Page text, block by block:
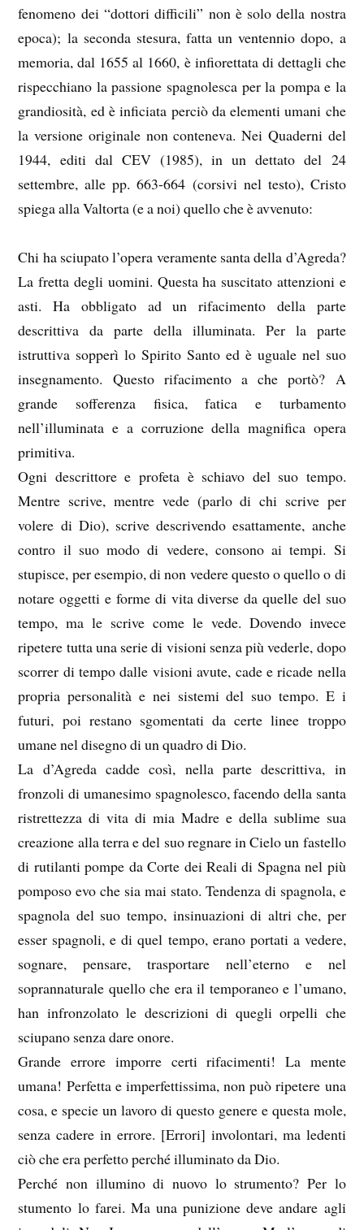
fenomeno dei “dottori difficili” non è solo della nostra
epoca); la seconda stesura, fatta un ventennio dopo, a
memoria, dal 1655 al 1660, è infiorettata di dettagli che
rispecchiano la passione spagnolesca per la pompa e la
grandiosità, ed è inficiata perciò da elementi umani che
la versione originale non conteneva. Nei Quaderni del
1944, editi dal CEV (1985), in un dettato del 24
settembre, alle pp. 663-664 (corsivi nel testo), Cristo
spiega alla Valtorta (e a noi) quello che è avvenuto:
Chi ha sciupato l’opera veramente santa della d’Agreda?
La fretta degli uomini. Questa ha suscitato attenzioni e
asti. Ha obbligato ad un rifacimento della parte
descrittiva da parte della illuminata. Per la parte
istruttiva sopperì lo Spirito Santo ed è uguale nel suo
insegnamento. Questo rifacimento a che portò? A
grande sofferenza fisica, fatica e turbamento
nell’illuminata e a corruzione della magnifica opera
primitiva.
Ogni descrittore e profeta è schiavo del suo tempo.
Mentre scrive, mentre vede (parlo di chi scrive per
volere di Dio), scrive descrivendo esattamente, anche
contro il suo modo di vedere, consono ai tempi. Si
stupisce, per esempio, di non vedere questo o quello o di
notare oggetti e forme di vita diverse da quelle del suo
tempo, ma le scrive come le vede. Dovendo invece
ripetere tutta una serie di visioni senza più vederle, dopo
scorrer di tempo dalle visioni avute, cade e ricade nella
propria personalità e nei sistemi del suo tempo. E i
futuri, poi restano sgomentati da certe linee troppo
umane nel disegno di un quadro di Dio.
La d’Agreda cadde così, nella parte descrittiva, in
fronzoli di umanesimo spagnolesco, facendo della santa
ristrettezza di vita di mia Madre e della sublime sua
creazione alla terra e del suo regnare in Cielo un fastello
di rutilanti pompe da Corte dei Reali di Spagna nel più
pomposo evo che sia mai stato. Tendenza di spagnola, e
spagnola del suo tempo, insinuazioni di altri che, per
esser spagnoli, e di quel tempo, erano portati a vedere,
sognare, pensare, trasportare nell’eterno e nel
soprannaturale quello che era il temporaneo e l’umano,
han infronzolato le descrizioni di quegli orpelli che
sciupano senza dare onore.
Grande errore imporre certi rifacimenti! La mente
umana! Perfetta e imperfettissima, non può ripetere una
cosa, e specie un lavoro di questo genere e questa mole,
senza cadere in errore. [Errori] involontari, ma ledenti
ciò che era perfetto perché illuminato da Dio.
Perché non illumino di nuovo lo strumento? Per lo
stumento lo farei. Ma una punizione deve andare agli